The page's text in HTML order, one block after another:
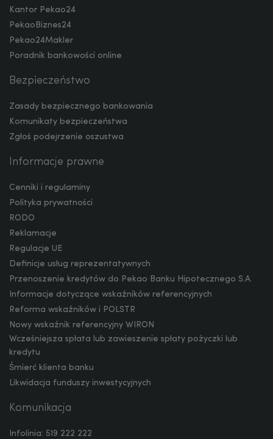
Kantor Pekao24
PekaoBiznes24
Pekao24Makler
Poradnik bankowości online
Bezpieczeństwo
Zasady bezpiecznego bankowania
Komunikaty bezpieczeństwa
Zgłoś podejrzenie oszustwa
Informacje prawne
Cenniki i regulaminy
Polityka prywatności
RODO
Reklamacje
Regulacje UE
Definicje usług reprezentatywnych
Przenoszenie kredytów do Pekao Banku Hipotecznego S.A.
Informacje dotyczące wskaźników referencyjnych
Reforma wskaźników i POLSTR
Nowy wskaźnik referencyjny WIRON
Wcześniejsza spłata lub zawieszenie spłaty pożyczki lub
kredytu
Śmierć klienta banku
Likwidacja funduszy inwestycyjnych
Komunikacja
Infolinia: 519 222 222